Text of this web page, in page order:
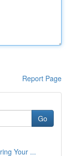
Report Page
Go
Your ...